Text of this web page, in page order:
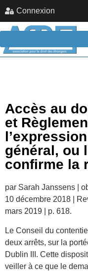
Connexion
Accès au
et
général, ou
confirme la
par Sarah Janssens |
10 décembre 2018 |
mars 2019 | p. 618.
Le Conseil du
deux arrêts, sur la
Dublin III. Cette
veiller à ce que le